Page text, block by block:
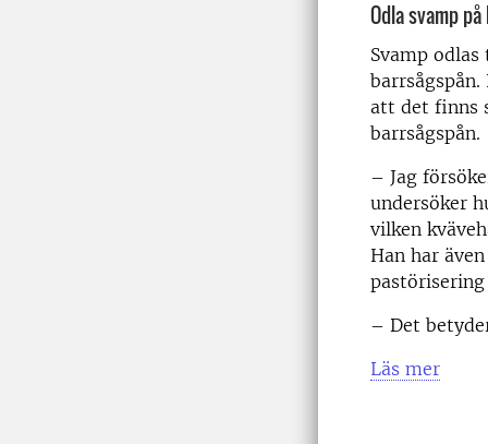
Odla svamp
Svamp
att det finns
barrsågspån.
– Jag
undersöker
vilken
Han har
– Det
Läs mer